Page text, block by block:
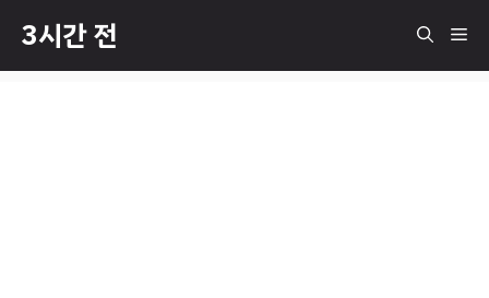
츠
3시간 전 메